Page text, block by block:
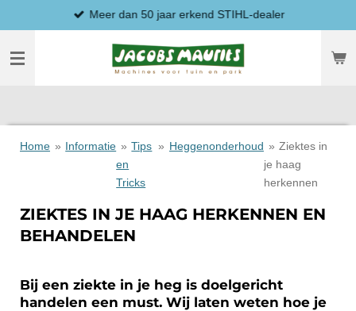
direct
naar
hoofdinhoud
Meer dan 50 jaar erkend STIHL-dealer
Home » Informatie » Tips
en
Tricks
» Heggenonderhoud » Ziektes in
je haag
herkennen
ZIEKTES IN JE HAAG HERKENNEN EN
BEHANDELEN
Bij een ziekte in je heg is doelgericht
handelen een must. Wij laten weten hoe je